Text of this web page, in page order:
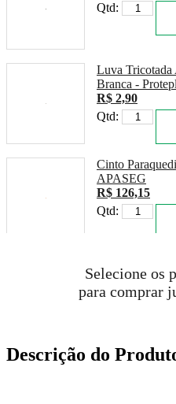
Qtd:
Luva Tricotada
Branca -
R$ 2,90
Qtd:
Cinto
APASEG
R$ 126,15
Qtd:
Selecione os
para comprar
Descrição do